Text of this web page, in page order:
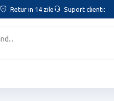
Retur in 14 zile Suport clienti: